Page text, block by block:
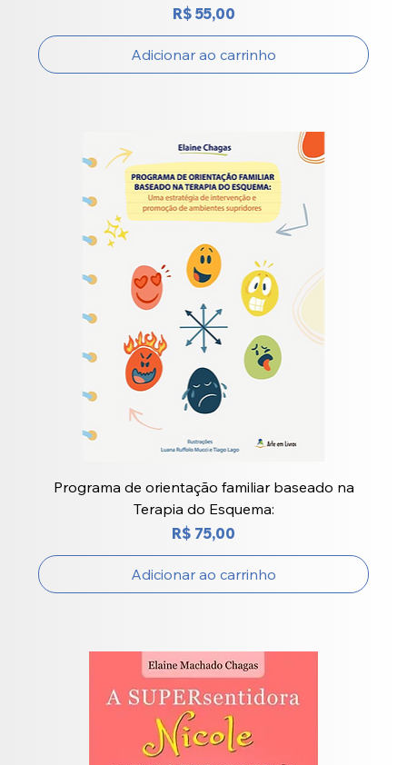
Preço
R$ 55,00
Adicionar ao carrinho
Programa de orientação familiar baseado na
Terapia do Esquema:
Preço
R$ 75,00
Adicionar ao carrinho